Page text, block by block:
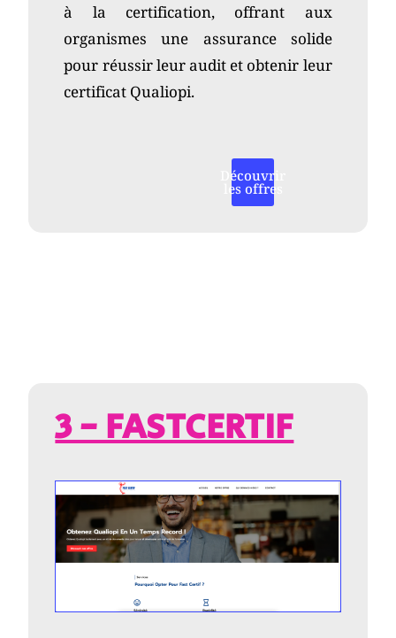
à la certification, offrant aux
organismes une assurance solide
pour réussir leur audit et obtenir leur
certificat Qualiopi.
Découvrir
les offres
3 - FASTCERTIF